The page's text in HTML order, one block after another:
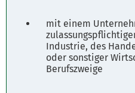
mit einem
Industrie, des
oder sonstiger
Berufszweige